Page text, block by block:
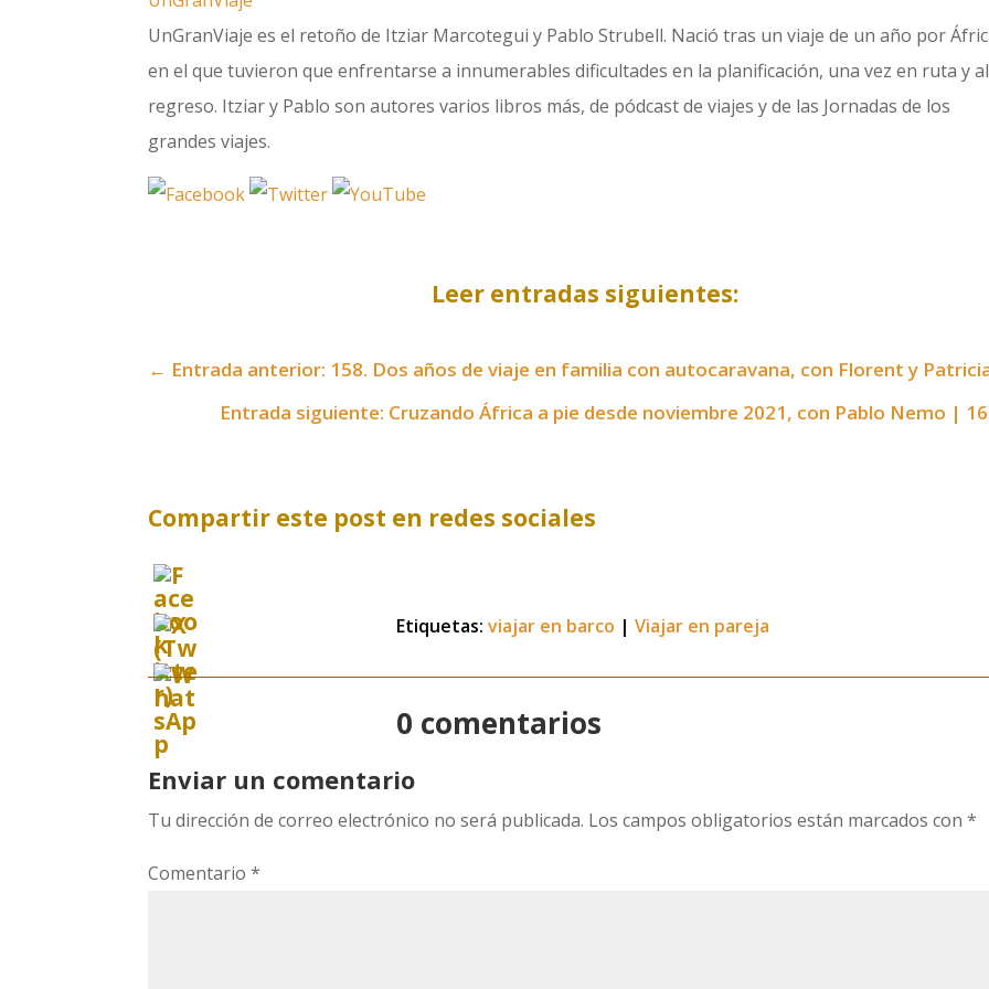
UnGranViaje es el retoño de Itziar Marcotegui y Pablo Strubell. Nació tras un viaje de un año por
en el que tuvieron que enfrentarse a innumerables dificultades en la planificación, una vez en ruta y al
regreso. Itziar y Pablo son autores varios libros más, de pódcast de viajes y de las Jornadas de los
grandes viajes.
Leer entradas siguientes:
← Entrada anterior: 158. Dos años de viaje en familia con autocaravana, con Florent y
Entrada siguiente: Cruzando África a pie desde noviembre 2021, con Pablo Nemo |
Compartir este post en redes sociales
Etiquetas:viajar en barco |Viajar en pareja
0 comentarios
Enviar un comentario
Tu dirección de correo electrónico no será publicada. Los campos obligatorios están marcados con*
Comentario*